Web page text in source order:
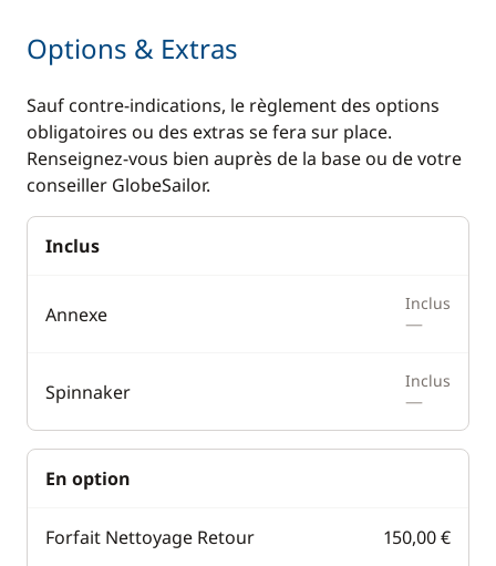
Options & Extras
Sauf contre-indications, le règlement des options
obligatoires ou des extras se fera sur place.
Renseignez-vous bien auprès de la base ou de votre
conseiller GlobeSailor.
Inclus
Annexe Inclus
—
Spinnaker Inclus
—
En option
Forfait Nettoyage Retour 150,00 €